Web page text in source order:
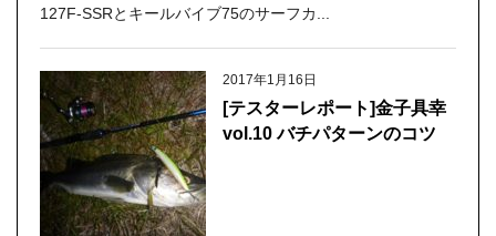
127F-SSRとキールバイブ75のサーフカ...
2017年1月16日
[テスターレポート]金子具幸
vol.10 バチパターンのコツ